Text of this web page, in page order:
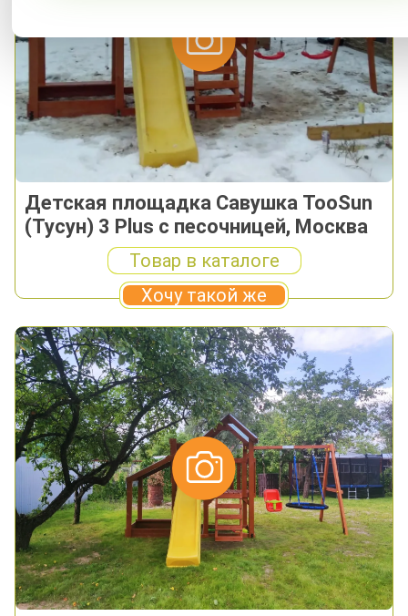
Детская площадка Савушка TooSun
(Тусун) 3 Plus с песочницей, Москва
Товар в каталоге
Хочу такой же